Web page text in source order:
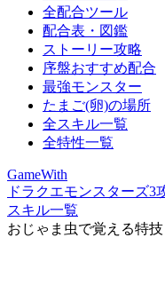
全配合ツール
配合表・図鑑
ストーリー攻略
序盤おすすめ配合
最強モンスター
たまご(卵)の場所
全スキル一覧
全特性一覧
GameWith
ドラクエモンスターズ3
スキル一覧
おじゃま虫で覚える特